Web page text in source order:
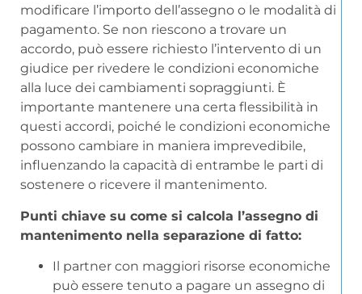
modificare l’importo dell’assegno o le modalità di
pagamento. Se non riescono a trovare un
accordo, può essere richiesto l’intervento di un
giudice per rivedere le condizioni economiche
alla luce dei cambiamenti sopraggiunti. È
importante mantenere una certa flessibilità in
questi accordi, poiché le condizioni economiche
possono cambiare in maniera imprevedibile,
influenzando la capacità di entrambe le parti di
sostenere o ricevere il mantenimento.
Punti chiave su come si calcola l’assegno di
mantenimento nella separazione di fatto:
Il partner con maggiori risorse economiche
può essere tenuto a pagare un assegno di